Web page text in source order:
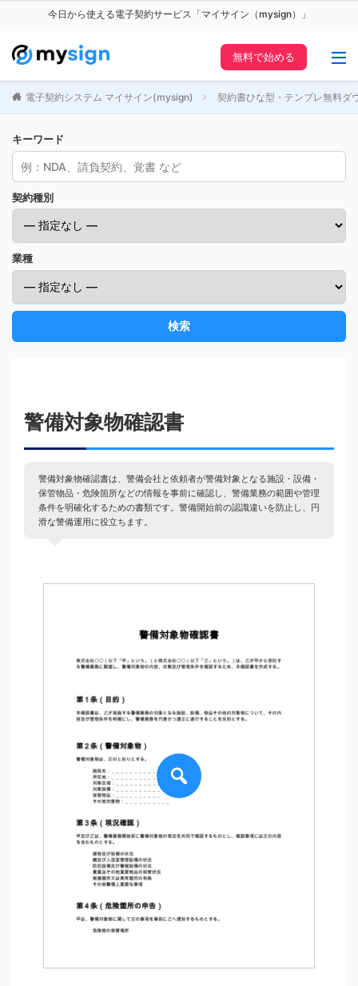
今日から使える電子契約サービス「マイサイン（mysign）」
無料で始める
電子契約システム マイサイン(mysign) 契約書ひな型・テンプレ無料ダ
キーワード
契約種別
業種
検索
警備対象物確認書
警備対象物確認書は、警備会社と依頼者が警備対象となる施設・設備・
保管物品・危険箇所などの情報を事前に確認し、警備業務の範囲や管理
条件を明確化するための書類です。警備開始前の認識違いを防止し、円
滑な警備運用に役立ちます。